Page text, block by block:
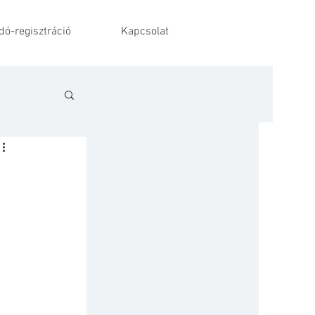
regisztráció Kapcsolat